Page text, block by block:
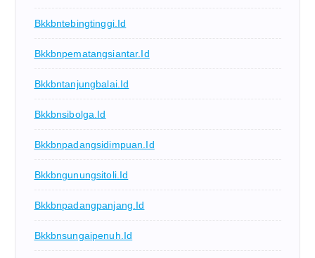
Bkkbntebingtinggi.id
Bkkbnpematangsiantar.id
Bkkbntanjungbalai.id
Bkkbnsibolga.id
Bkkbnpadangsidimpuan.id
Bkkbngunungsitoli.id
Bkkbnpadangpanjang.id
Bkkbnsungaipenuh.id